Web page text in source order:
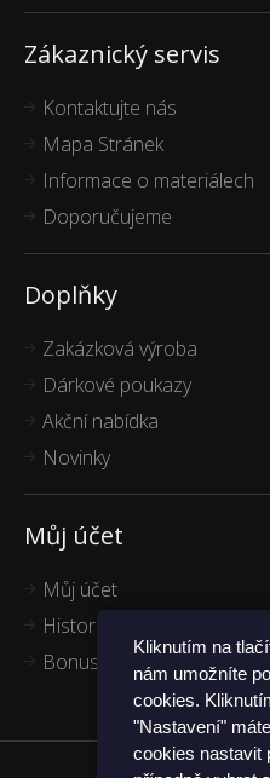
Zákaznický servis
Kontaktujte nás
Mapa Stránek
Informace o materiálech
Doporučujeme
Doplňky
Zakázková výroba
Dárkové poukazy
Akční nabídka
Novinky
Můj účet
Můj účet
Historie objednávek
Bonus program
Kliknutím na
nám umožníte
cookies.
"Nastavení"
cookies nastavit